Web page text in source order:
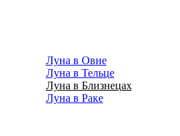
Луна в Овне
Луна в Тельце
Луна в Близнецах
Луна в Раке